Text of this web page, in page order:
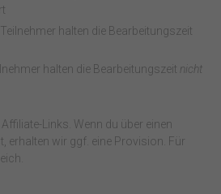
halten die Bearbeitungszeit
halten die Bearbeitungszeit nicht
Links. Wenn du über einen
erhalten wir ggf. eine Provision. Für